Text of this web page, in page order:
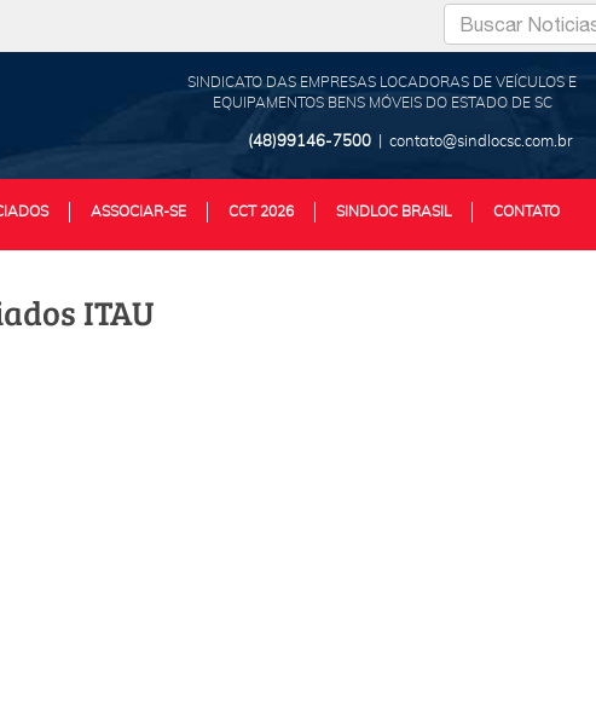
(48)99146-7500| contato@sindlocsc.com.br
SINDICATO DAS EMPRESAS LOCADORAS DE VEÍCULOS E
EQUIPAMENTOS BENS MÓVEIS DO ESTADO DE SC
ITAU
ASSOCIAR-SE CCT 2026 SINDLOC BRASIL CONTATO